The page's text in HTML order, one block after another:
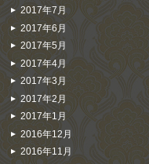
2017年7月
2017年6月
2017年5月
2017年4月
2017年3月
2017年2月
2017年1月
2016年12月
2016年11月